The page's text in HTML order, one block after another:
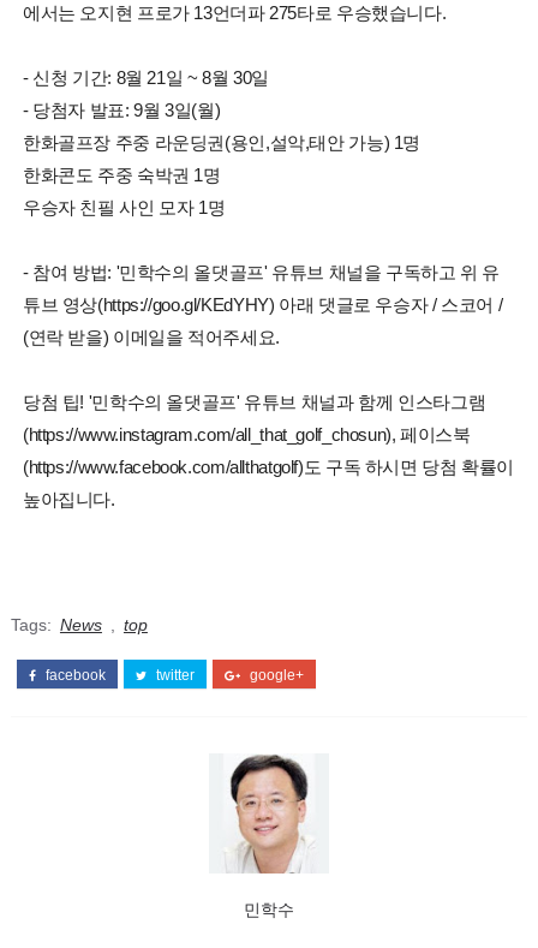
에서는 오지현 프로가 13언더파 275타로 우승했습니다.
- 신청 기간: 8월 21일 ~ 8월 30일
- 당첨자 발표: 9월 3일(월)
한화골프장 주중 라운딩권(용인,설악,태안 가능) 1명
한화콘도 주중 숙박권 1명
우승자 친필 사인 모자 1명
- 참여 방법: '민학수의 올댓골프' 유튜브 채널을 구독하고 위 유
튜브 영상(https://goo.gl/KEdYHY) 아래 댓글로 우승자 / 스코어 /
(연락 받을) 이메일을 적어주세요.
당첨 팁! '민학수의 올댓골프' 유튜브 채널과 함께 인스타그램
(https://www.instagram.com/all_that_golf_chosun), 페이스북
(https://www.facebook.com/allthatgolf)도 구독 하시면 당첨 확률이
높아집니다.
Tags: News top
facebook twitter google+
민학수